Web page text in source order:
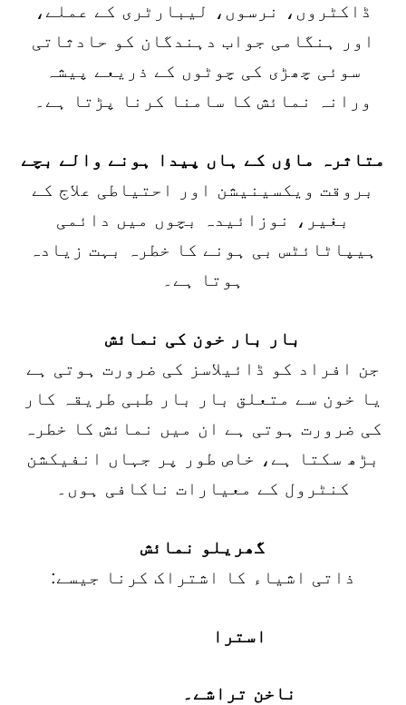
ڈاکٹروں، نرسوں، لیبارٹری کے عملے،
اور ہنگامی جواب دہندگان کو حادثاتی
سوئی چھڑی کی چوٹوں کے ذریعے پیشہ
ورانہ نمائش کا سامنا کرنا پڑتا ہے۔
متاثرہ ماؤں کے ہاں پیدا ہونے والے بچے
بروقت ویکسینیشن اور احتیاطی علاج کے
بغیر، نوزائیدہ بچوں میں دائمی
ہیپاٹائٹس بی ہونے کا خطرہ بہت زیادہ
ہوتا ہے۔
بار بار خون کی نمائش
جن افراد کو ڈائیلاسز کی ضرورت ہوتی ہے
یا خون سے متعلق بار بار طبی طریقہ کار
کی ضرورت ہوتی ہے ان میں نمائش کا خطرہ
بڑھ سکتا ہے، خاص طور پر جہاں انفیکشن
کنٹرول کے معیارات ناکافی ہوں۔
گھریلو نمائش
ذاتی اشیاء کا اشتراک کرنا جیسے:
استرا
ناخن تراشے۔